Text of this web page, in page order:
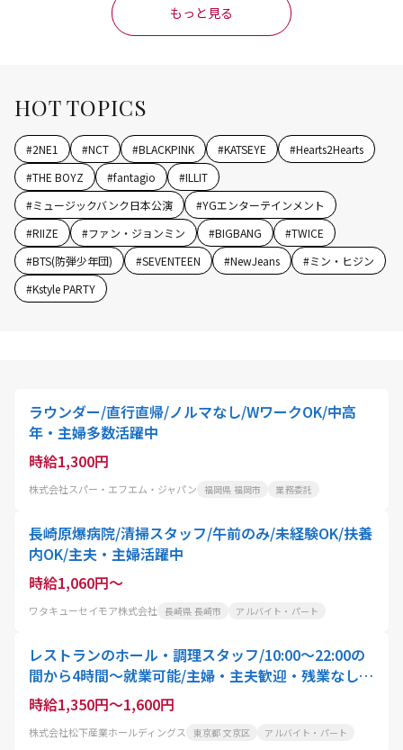
もっと見る
HOT TOPICS
#2NE1 #NCT #BLACKPINK #KATSEYE #Hearts2Hearts
#THE BOYZ #fantagio #ILLIT
#ミュージックバンク日本公演 #YGエンターテインメント
#RIIZE #ファン・ジョンミン #BIGBANG #TWICE
#BTS(防弾少年団) #SEVENTEEN #NewJeans #ミン・ヒジン
#Kstyle PARTY
ラウンダー/直行直帰/ノルマなし/WワークOK/中高
年・主婦多数活躍中
時給1,300円
株式会社スパー・エフエム・ジャパン 福岡県 福岡市 業務委託
長崎原爆病院/清掃スタッフ/午前のみ/未経験OK/扶養
内OK/主夫・主婦活躍中
時給1,060円～
ワタキューセイモア株式会社 長崎県 長崎市 アルバイト・パート
レストランのホール・調理スタッフ/10:00〜22:00の
間から4時間〜就業可能/主婦・主夫歓迎・残業なし・
土日休み
時給1,350円～1,600円
株式会社松下産業ホールディングス 東京都 文京区 アルバイト・パート